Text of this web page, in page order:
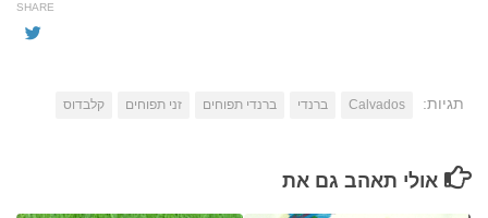
SHARE
תגיות: Calvados ברנדי ברנדי תפוחים זני תפוחים קלבדוס
אולי תאהב גם את